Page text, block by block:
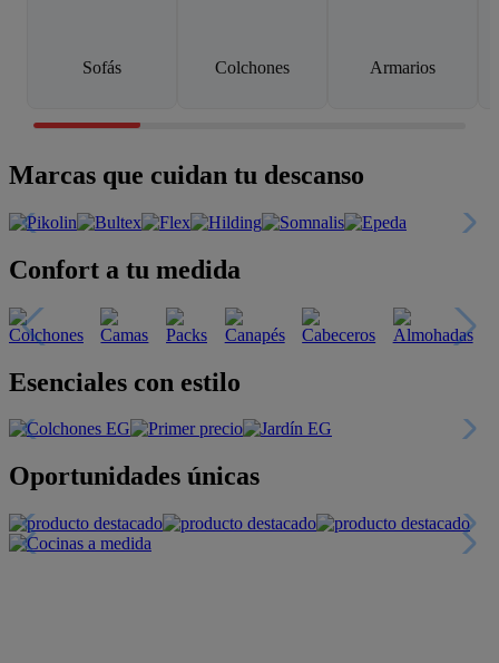
Sofás Colchones Armarios
Marcas que cuidan tu descanso
Confort a tu medida
Esenciales con estilo
Oportunidades únicas